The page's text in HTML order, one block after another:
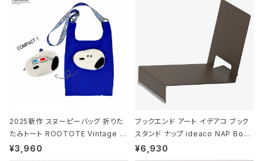
2025新作 スヌーピーバッグ 折りた
たみトート ROOTOTE Vintage P
EANUTS ROO-shopper mid 84
¥3,960
ブックエンド アート イデアコ ブック
スタンド ナップ ideaco NAP Book
stand ブラウン
¥6,930